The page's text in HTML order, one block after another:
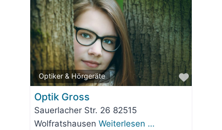
Optiker & Hörgeräte
Favorit
Optik Gross
Sauerlacher Str. 26 82515
Wolfratshausen Weiterlesen …